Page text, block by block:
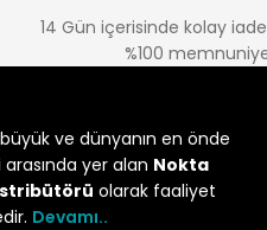
14 Gün içerisinde kolay
%100
ve dünyanın en önde
yer alan Nokta
olarak faaliyet
Devamı..